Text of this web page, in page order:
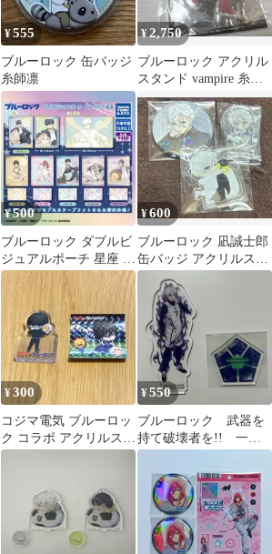
¥555
ブルーロック 缶バッジ
糸師凛
¥2,750
ブルーロック アクリル
スタンド vampire 糸師
冴 アクスタ
¥500
ブルーロック ダブルビ
ジュアルポーチ 星座 潔
世一 蜂楽廻 2個
¥600
ブルーロック 凪誠士郎
缶バッジ アクリルスタ
ンド 3点セット
¥300
コジマ電気 ブルーロッ
ク コラボ アクリルスタ
ンド シール
¥550
ブルーロック 武器を
持て破壊者を!! 一番
くじ 凪誠士郎 I賞
アクリルスタンド